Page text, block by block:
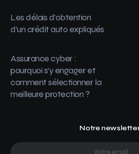
Les délais d’obtention
d’un crédit auto expliqués
Assurance cyber :
pourquoi s’y engager et
comment sélectionner la
meilleure protection ?
Notre